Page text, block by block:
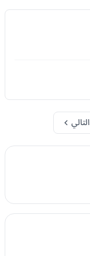
التالي